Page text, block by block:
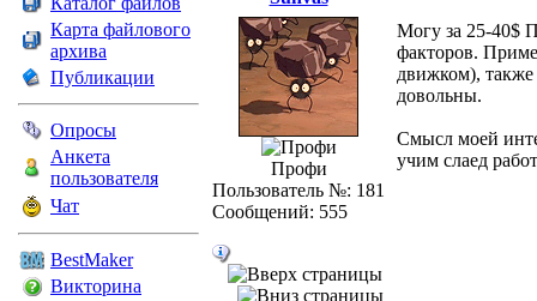
Карта файлового
архива
Публикации
Опросы
Анкета
пользователя
Чат
BestMaker
Викторина
Профи
Пользователь №: 181
Сообщений: 555
Могу за 25-40$
факторов.
движком),
довольны.
Смысл моей
учим слаед